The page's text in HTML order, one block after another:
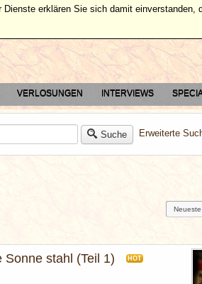
VERLOSUNGEN INTERVIEWS
Suche Erweiterte
Sonne stahl (Teil 1) HOT
erklären Sie sich damit